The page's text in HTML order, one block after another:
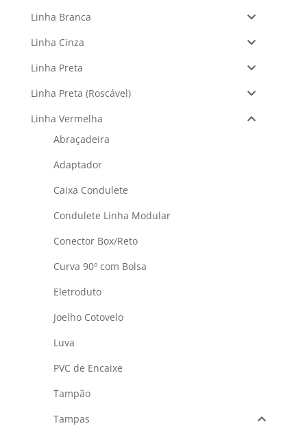
Linha Branca
Linha Cinza
Linha Preta
Linha Preta (Roscável)
Linha Vermelha
Abraçadeira
Adaptador
Caixa Condulete
Condulete Linha Modular
Conector Box/Reto
Curva 90º com Bolsa
Eletroduto
Joelho Cotovelo
Luva
PVC de Encaixe
Tampão
Tampas